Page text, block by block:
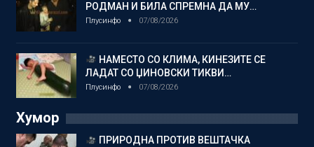
РОДМАН И БИЛА СПРЕМНА ДА МУ…
Плусинфо 07/08/2026
НАМЕСТО СО КЛИМА, КИНЕЗИТЕ СЕ
ЛАДАТ СО ЏИНОВСКИ ТИКВИ…
Плусинфо 07/08/2026
Хумор
ПРИРОДНА ПРОТИВ ВЕШТАЧКА